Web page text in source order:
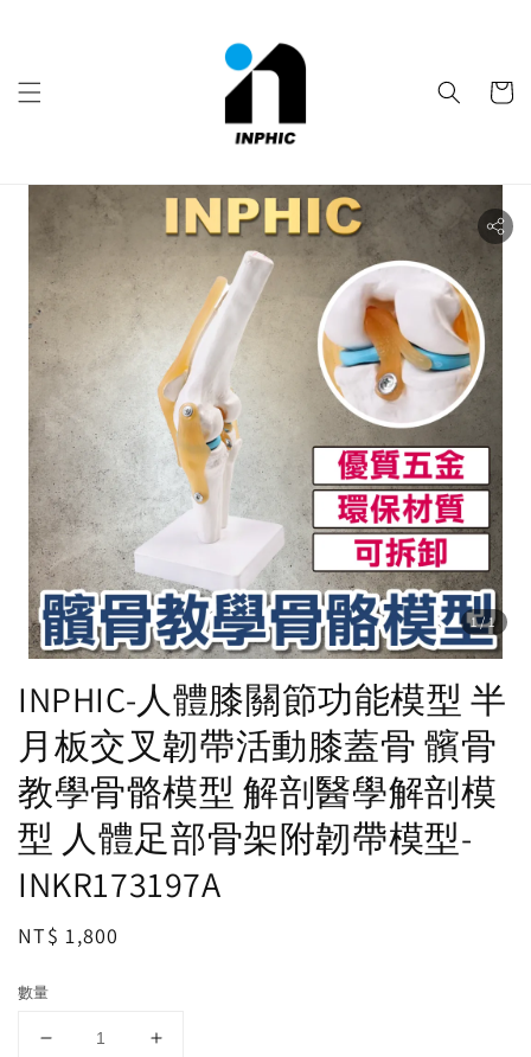
1/1
INPHIC-人體膝關節功能模型 半
月板交叉韌帶活動膝蓋骨 髕骨
教學骨骼模型 解剖醫學解剖模
型 人體足部骨架附韌帶模型-
INKR173197A
Regular
NT$ 1,800
數量